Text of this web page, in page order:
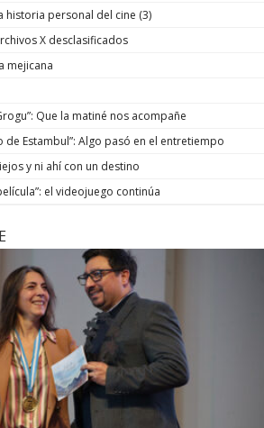
historia personal del cine (3)
X desclasificados
mejicana
Que la matiné nos acompañe
de Estambul”: Algo pasó en el entretiempo
y ni ahí con un destino
el videojuego continúa